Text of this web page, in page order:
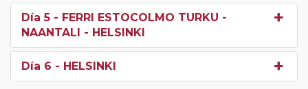
Día 5 - FERRI ESTOCOLMO TURKU -
NAANTALI - HELSINKI
Día 6 - HELSINKI